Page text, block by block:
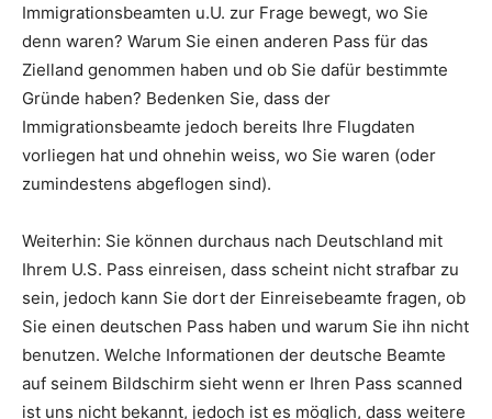
Immigrationsbeamten u.U. zur Frage bewegt, wo Sie
denn waren? Warum Sie einen anderen Pass für das
Zielland genommen haben und ob Sie dafür bestimmte
Gründe haben? Bedenken Sie, dass der
Immigrationsbeamte jedoch bereits Ihre Flugdaten
vorliegen hat und ohnehin weiss, wo Sie waren (oder
zumindestens abgeflogen sind).
Weiterhin: Sie können durchaus nach Deutschland mit
Ihrem U.S. Pass einreisen, dass scheint nicht strafbar zu
sein, jedoch kann Sie dort der Einreisebeamte fragen, ob
Sie einen deutschen Pass haben und warum Sie ihn nicht
benutzen. Welche Informationen der deutsche Beamte
auf seinem Bildschirm sieht wenn er Ihren Pass scanned
ist uns nicht bekannt, jedoch ist es möglich, dass weitere